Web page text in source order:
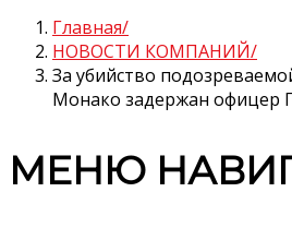
Главная
НОВОСТИ КОМПАНИЙ
За убийство
Монако задержан офицер
МЕНЮ